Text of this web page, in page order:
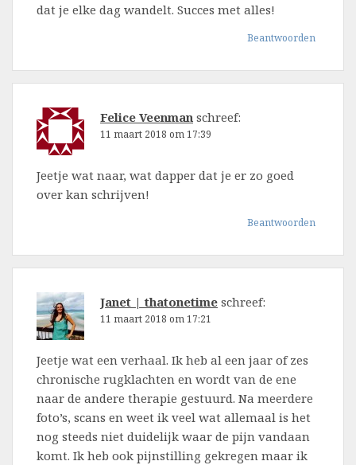
dat je elke dag wandelt. Succes met alles!
Beantwoorden
Felice Veenman schreef:
11 maart 2018 om 17:39
Jeetje wat naar, wat dapper dat je er zo goed
over kan schrijven!
Beantwoorden
Janet | thatonetime schreef:
11 maart 2018 om 17:21
Jeetje wat een verhaal. Ik heb al een jaar of zes
chronische rugklachten en wordt van de ene
naar de andere therapie gestuurd. Na meerdere
foto’s, scans en weet ik veel wat allemaal is het
nog steeds niet duidelijk waar de pijn vandaan
komt. Ik heb ook pijnstilling gekregen maar ik